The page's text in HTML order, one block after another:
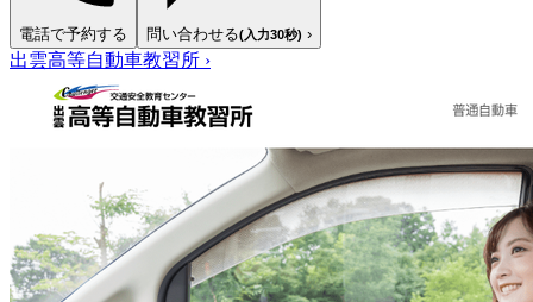
電話で予約する 問い合わせる(入力30秒) ›
出雲高等自動車教習所 ›